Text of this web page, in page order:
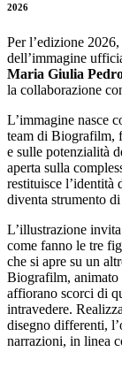
2026
Per l’edizione
dell’immagine
Maria Giulia
la collaborazione
L’immagine nasce
team di Biografilm,
e sulle potenzialità
aperta sulla
restituisce l’identità
diventa strumento
L’illustrazione
come fanno le tre
che si apre su un
Biografilm, animato
affiorano scorci di
intravedere.
disegno differenti,
narrazioni, in linea